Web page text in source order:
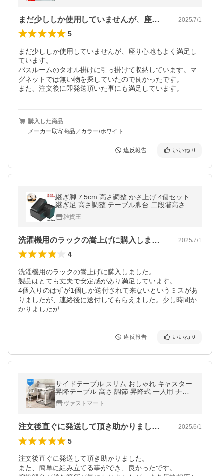
まだ少ししか使用していませんが、座り心… 2025/7/1
5
まだ少ししか使用していませんが、座り心地もよく満足し
ています。
バスルームのタオル掛けに引っ掛けて収納しています。マ
グネットでは無い物を探していたので良かったです。
また、注文後に即発送頂いた事にも満足しています。
購入した商品
メーカー取寄商品／カラー/ホワイト
違反報告 いいね 0
継ぎ脚 7.5cm 高さ調整 かさ上げ 4個セット
継ぎ足 高さ調整 テーブル脚台 二段階高さ調
整 耐荷重500kg 暖房器具
雑貨王
洗濯機用のラックの嵩上げに購入しました… 2025/7/1
4
洗濯機用のラックの嵩上げに購入しました。
製品はとても丈夫で安定感があり満足しています。
4個入りのはずが1個しか送付されて来ないというミスがあ
りましたが、連絡後に送付してもらえました。少し時間か
かりましたが…
違反報告 いいね 0
サイドテーブル スリム おしゃれ キャスター
昇降テーブル 高さ 調節 昇降式 一人用 ナイ
トテーブル リビングテーブル ミニテーブル
介護 ソファー ベッドサイド
ヴァストマート
注文後直ぐに発送して頂き助かりました。… 2025/6/1
5
注文後直ぐに発送して頂き助かりました。
また、簡単に組み立てる事ができ、良かったです。